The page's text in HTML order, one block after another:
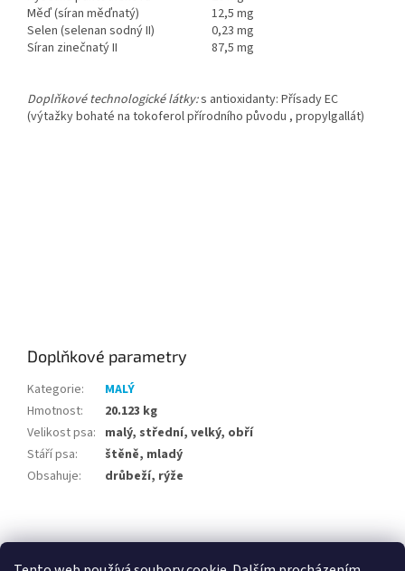
Měď (síran měďnatý)
12,5 mg
Selen (selenan sodný II)
0,23 mg
Síran zinečnatý II
87,5 mg
Doplňkové technologické látky:s antioxidanty: Přísady EC
(výtažky bohaté na tokoferol přírodního původu , propylgallát)
Doplňkové parametry
Kategorie:
MALÝ
Hmotnost:
20.123 kg
Velikost psa: malý, střední, velký, obří
Stáří psa:
štěně, mladý
Obsahuje: drůbeží, rýže
á